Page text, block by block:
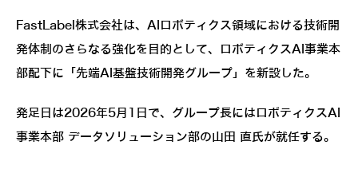
FastLabel株式会社は、AIロボティクス領域における技術開
発体制のさらなる強化を目的として、ロボティクスAI事業本
部配下に「先端AI基盤技術開発グループ」を新設した。
発足日は2026年5月1日で、グループ長にはロボティクスAI
事業本部 データソリューション部の山田 直氏が就任する。